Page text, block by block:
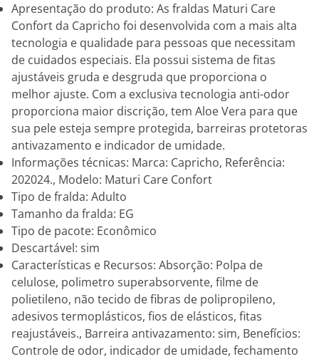
Apresentação do produto: As fraldas Maturi Care
Confort da Capricho foi desenvolvida com a mais alta
tecnologia e qualidade para pessoas que necessitam
de cuidados especiais. Ela possui sistema de fitas
ajustáveis gruda e desgruda que proporciona o
melhor ajuste. Com a exclusiva tecnologia anti-odor
proporciona maior discrição, tem Aloe Vera para que
sua pele esteja sempre protegida, barreiras protetoras
antivazamento e indicador de umidade.
Informações técnicas: Marca: Capricho, Referência:
202024., Modelo: Maturi Care Confort
Tipo de fralda: Adulto
Tamanho da fralda: EG
Tipo de pacote: Econômico
Descartável: sim
Características e Recursos: Absorção: Polpa de
celulose, polimetro superabsorvente, filme de
polietileno, não tecido de fibras de polipropileno,
adesivos termoplásticos, fios de elásticos, fitas
reajustáveis., Barreira antivazamento: sim, Benefícios:
Controle de odor, indicador de umidade, fechamento